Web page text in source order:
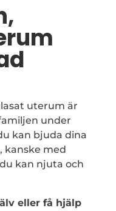
uterum är
under
kan bjuda dina
kanske med
kan njuta och
eller få hjälp